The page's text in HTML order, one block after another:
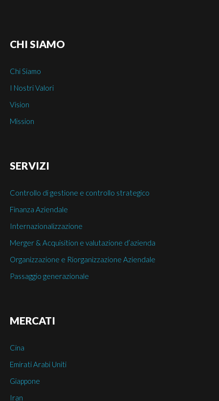
CHI SIAMO
Chi Siamo
I Nostri Valori
Vision
Mission
SERVIZI
Controllo di gestione e controllo strategico
Finanza Aziendale
Internazionalizzazione
Merger & Acquisition e valutazione d’azienda
Organizzazione e Riorganizzazione Aziendale
Passaggio generazionale
MERCATI
Cina
Emirati Arabi Uniti
Giappone
Iran